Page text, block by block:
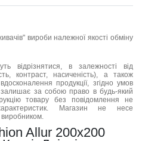
вироби належної якості обміну
відрізнятися, в залежності від
контраст, насиченість), а також
продукції, згідно умов
залишає за собою право в будь-який
товару без повідомлення не
Магазин не несе
виробником.
Allur 200x200